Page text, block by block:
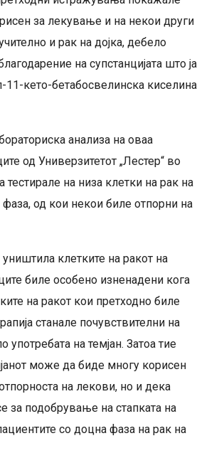
за лекување и на некои други
и рак на дојка, дебело
на супстанцијата што ја
кето-бетабосвелинска киселина
анализа на оваа
од Универзитетот „Лестер“ во
тестирале на низа клетки на рак на
фаза, од кои некои биле отпорни на
клетките на ракот на
биле особено изненадени кога
на ракот кои претходно биле
станале почувствителни на
употребата на темјан. Затоа тие
може да биде многу корисен
на лекови, но и дека
за подобрување на стапката на
со доцна фаза на рак на